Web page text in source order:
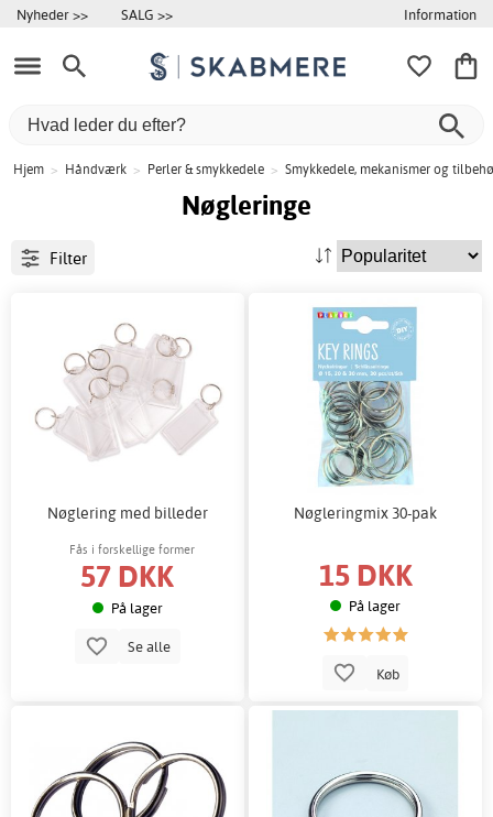
Nyheder >> SALG >> Information
Hjem > Håndværk > Perler & smykkedele > Smykkedele, mekanismer og
Nøgleringe
Filter
Nøglering med billeder
Fås i forskellige former
57 DKK
På lager
Se alle
Nøgleringmix 30-pak
15 DKK
På lager
Køb